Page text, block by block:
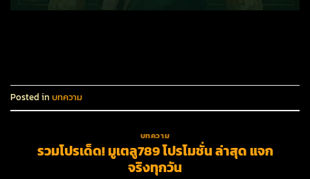
Posted in บทความ
บทความ
รวมโปรเด็ด! มูเตลู789 โปรโมชั่น ล่าสุด แจก
จริงทุกวัน